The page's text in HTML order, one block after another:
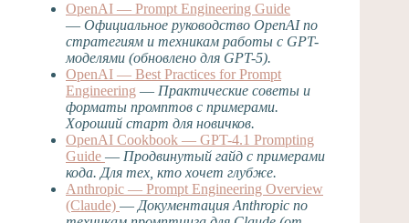
OpenAI — Prompt Engineering Guide
— Официальное руководство OpenAI по
стратегиям и техникам работы с GPT-
моделями (обновлено для GPT-5).
OpenAI — Best Practices for Prompt
Engineering — Практические советы и
форматы промптов с примерами.
Хороший старт для новичков.
OpenAI Cookbook — GPT-4.1 Prompting
Guide — Продвинутый гайд с примерами
кода. Для тех, кто хочет глубже.
Anthropic — Prompt Engineering Overview
(Claude) — Документация Anthropic по